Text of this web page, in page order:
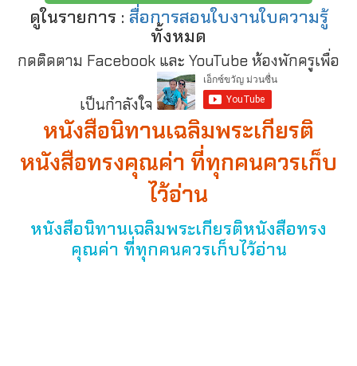
ดูในรายการ : สื่อการสอนใบงานใบความรู้
ทั้งหมด
กดติดตาม Facebook และ YouTube ห้องพักครูเพื่อ
เป็นกำลังใจ
หนังสือนิทานเฉลิมพระเกียรติ
หนังสือทรงคุณค่า ที่ทุกคนควรเก็บ
ไว้อ่าน
หนังสือนิทานเฉลิมพระเกียรติหนังสือทรง
คุณค่า ที่ทุกคนควรเก็บไว้อ่าน